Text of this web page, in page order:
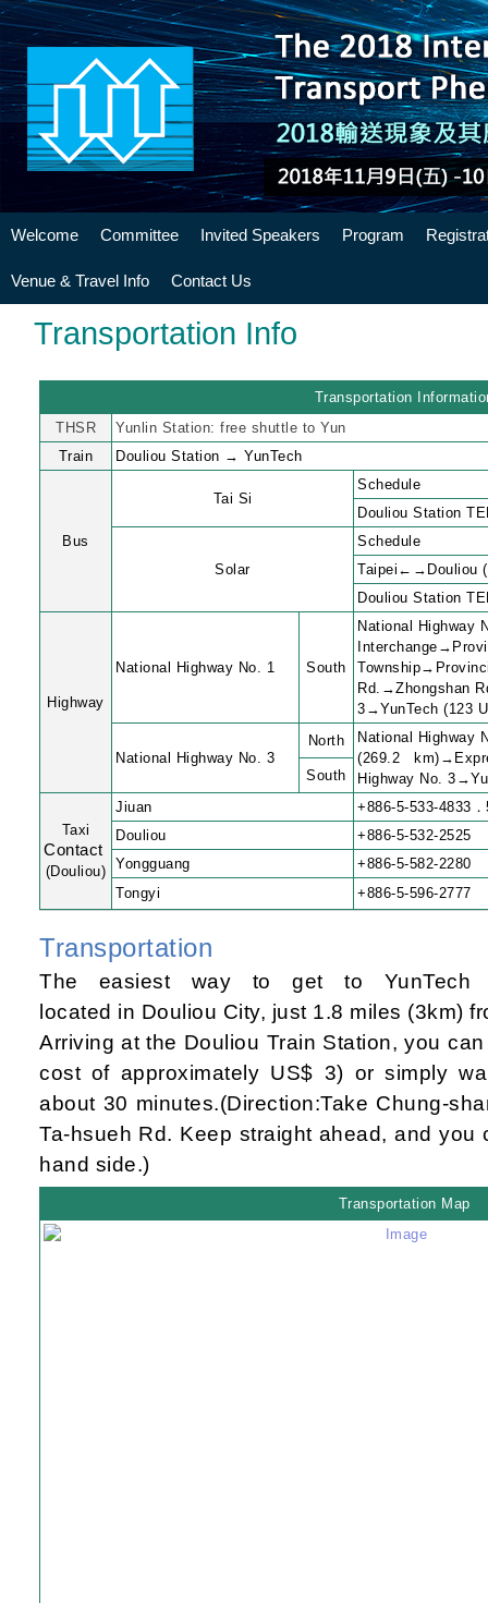
Welcome Committee Invited Speakers Program
Venue & Travel Info Contact Us
Transportation Info
Transportation
THSR
Yunlin Station: free shuttle to Yun
Train
Douliou Station → YunTech
Bus
Tai Si
Schedule
Douliou Station
Solar
Schedule
Taipei←→Douliou
Douliou Station
Highway
National Highway No. 1 South
National Highway
Rd.→Zhongshan
3→YunTech (123
National Highway No. 3
North
National Highway
(269.2
Highway No.
South
Taxi
Contact
(Douliou)
Jiuan +886-5-533-4833
Douliou
+886-5-532-2525
Yongguang
+886-5-582-2280
Tongyi
+886-5-596-2777
Transportation
The easiest way to get to
located in Douliou City, just 1.8 miles (3km)
Arriving atthe Douliou Train Station, you
cost of approximately US$ 3) orsimply
about 30 minutes.(Direction:Take Chung-
Ta-hsueh Rd. Keep straight ahead, and you
hand side.)
Transportation Map